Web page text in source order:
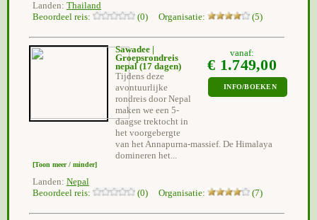
Landen: Thailand
Beoordeel reis:
(0) Organisatie: (5)
vanaf:
€ 1.749,00
INFO/BOEKEN
Sawadee |
Groepsrondreis
nepal (17 dagen)
Tijdens deze
avontuurlijke
rondreis door Nepal
maken we een 5-
daagse trektocht in
het voorgebergte
van het Annapurna-massief. De Himalaya
domineren het...
[Toon meer / minder]
Landen: Nepal
Beoordeel reis:
(0) Organisatie: (7)